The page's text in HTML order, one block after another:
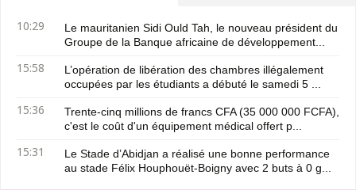
10:29
Le mauritanien Sidi Ould Tah, le nouveau président du
Groupe de la Banque africaine de développement...
15:58
L’opération de libération des chambres illégalement
occupées par les étudiants a débuté le samedi 5 ...
15:36
Trente-cinq millions de francs CFA (35 000 000 FCFA),
c'est le coût d'un équipement médical offert p...
15:31
Le Stade d’Abidjan a réalisé une bonne performance
au stade Félix Houphouët-Boigny avec 2 buts à 0 g...